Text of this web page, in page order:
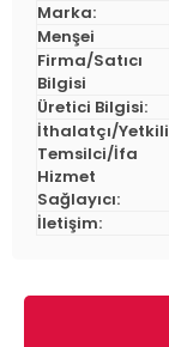
Marka:
Menşei
Firma/Satıcı
Bilgisi
Üretici Bilgisi:
İthalatçı/Yetkili
Temsilci/İfa
Hizmet
Sağlayıcı:
İletişim: